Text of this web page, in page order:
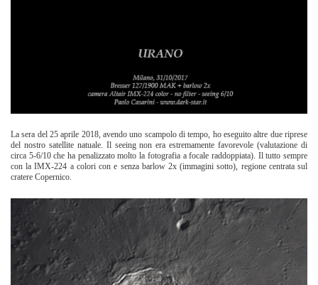
La sera del 25 aprile 2018, avendo uno scampolo di tempo, ho eseguito altre due riprese
del nostro satellite natuale. Il seeing non era estremamente favorevole (valutazione di
circa 5-6/10 che ha penalizzato molto la fotografia a focale raddoppiata). Il tutto sempre
con la IMX-224 a colori con e senza barlow 2x (immagini sotto), regione centrata sul
cratere Copernico.